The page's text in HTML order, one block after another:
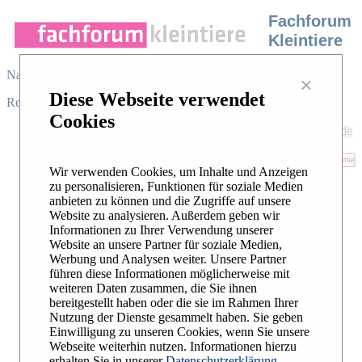
Fachforum
Kleintiere
Navigation
Register /Login|Desktop view |
Unterforen zu 19 Fachgebieten können
sich Tierärzte mit spezialisierten
Kollegen beraten. Das Forum steht
unter der Schirmherrschaft derDGK-
DVG. Es wird ermöglicht durch die
Unterstützung unserer Sponsoren.
Unsere Forumsregeln finden Siehier.
×
Diese Webseite verwendet
Cookies
Wir verwenden Cookies, um Inhalte und Anzeigen
zu personalisieren, Funktionen für soziale Medien
anbieten zu können und die Zugriffe auf unsere
Website zu analysieren. Außerdem geben wir
Informationen zu Ihrer Verwendung unserer
Website an unsere Partner für soziale Medien,
Werbung und Analysen weiter. Unsere Partner
führen diese Informationen möglicherweise mit
weiteren Daten zusammen, die Sie ihnen
bereitgestellt haben oder die sie im Rahmen Ihrer
Nutzung der Dienste gesammelt haben. Sie geben
Einwilligung zu unseren Cookies, wenn Sie unsere
Webseite weiterhin nutzen. Informationen hierzu